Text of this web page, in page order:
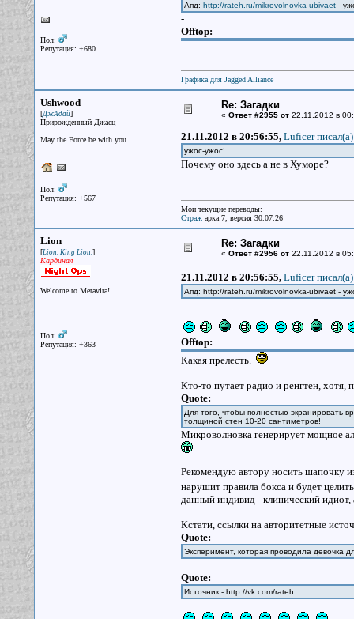
Пол:
Репутация: +680
Апд: http://rateh.ru/mikrovolnovka-ubivaet-
-
Offtop:
Графика для Jagged Alliance
Ushwood
[ДжАдай]
Прирожденный Джаец
May the Force be with you
Пол:
Репутация: +567
Re: Загадки
« Ответ #2955 от22.11.2012 в
21.11.2012 в 20:56:55, Luficer писал(a)
ужос-ужос!
Почему оно здесь а не в Хуморе?
Мои текущие переводы:
Стражарка 7, версия 30.07.26
Lion
[Lion. King Lion.]
Кардинал
Welcome to Metavira!
Пол:
Репутация: +363
Re: Загадки
« Ответ #2956 от22.11.2012 в
21.11.2012 в 20:56:55, Luficer писал(a)
Апд: http://rateh.ru/mikrovolnovka-ubivaet -
Offtop:
Какая прелесть.
Кто-то путает радио и ренгтен, хотя,
Quote:
Для того, чтобы полностью экранировать
толщиной стен 10-20 сантиметров!
Микроволновка генерирует мощное
Рекомендую автору носить шапочку
нарушит правила бокса и будет
данный индивид - клинический идиот,
Кстати, ссылки на авторитетные
Quote:
Эксперимент, которая проводила девочка
Quote:
Источник - http://vk.com/rateh